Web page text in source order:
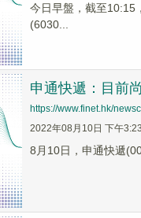
今日早盤，截至10:15
(6030...
申通快遞：目前
https://www.finet.hk/
2022年08月10日 下午3:23
8月10日，申通快遞